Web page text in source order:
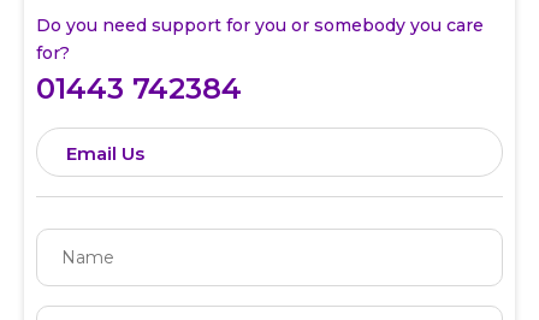
Do you need support for you or somebody you care
for?
01443 742384
Email Us